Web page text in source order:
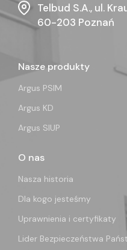
Telbud S.A., ul.
60-203 Poznań
Nasze produkty
Argus PSIM
Argus KD
Argus SIUP
O nas
Nasza historia
Dla kogo jesteśmy
Uprawnienia i certyfikaty
Lider Bezpieczeństwa